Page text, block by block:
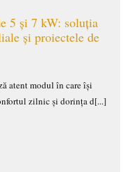
5 și 7 kW: soluția
și proiectele de
atent modul în care își
zilnic și dorința d[...]